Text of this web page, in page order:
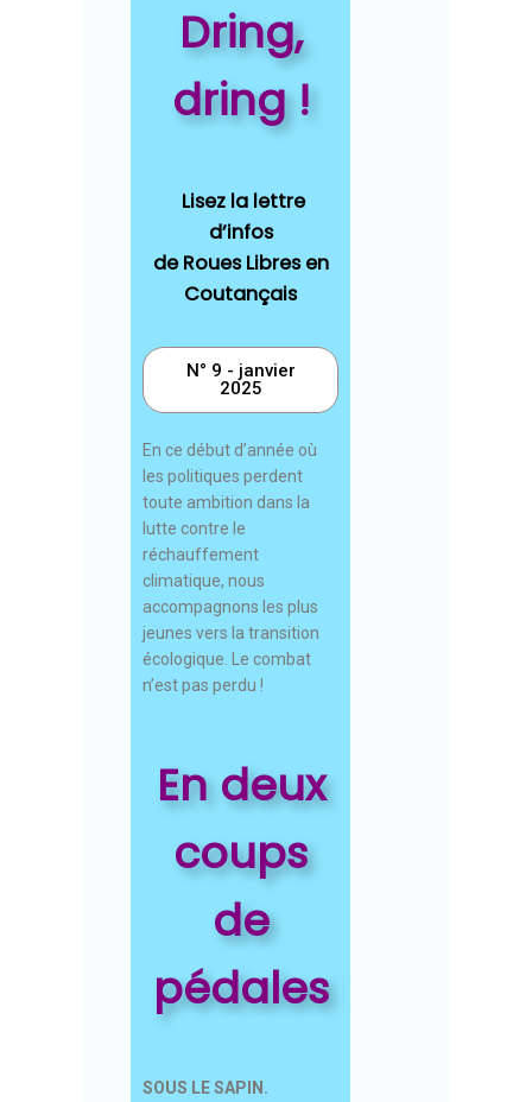
Dring,
dring !
Lisez la lettre
d’infos
de Roues Libres en
Coutançais
N° 9 - janvier
2025
En ce début d’année où
les politiques perdent
toute ambition dans la
lutte contre le
réchauffement
climatique, nous
accompagnons les plus
jeunes vers la transition
écologique. Le combat
n’est pas perdu !
En deux
coups
de
pédales
SOUS LE SAPIN.